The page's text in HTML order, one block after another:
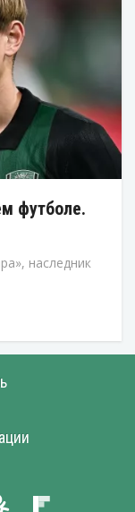
футболе.
наследник